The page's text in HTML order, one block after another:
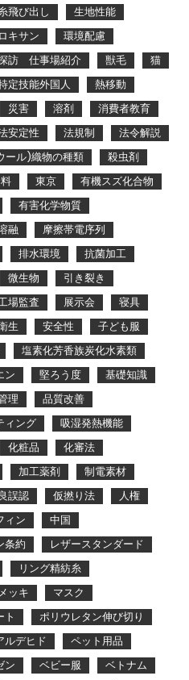
飛び出し
生地性能
キサン
環境配慮
訪 仕事場紹介 獣毛
猫
定技能外国人
熱移動
災害 溶剤
消費者教育
安定性 法規制
法令解説
ール)織物の種類
殺虫剤
東京
有機スズ化合物
有害化学物質
融
摩擦帯電序列
排水環境
抗菌加工
微生物
引き裂き
場監査 展示会
寝具
生 安全性
子ども服
塩素化芳香族炭化水素類
ン 堅ろう度
基礎知識
理
品質改善
ィング
吸湿発熱機能
化粧品
化審法
加工薬剤
制電素材
誤認 仮撚り法
人権
ィン
中国
条約
レザースタンダード
リング精紡糸
メッキ
マスク
ト
ポリウレタン伸び切り
ルデヒド
ペット用品
ン ベビー服
ベトナム